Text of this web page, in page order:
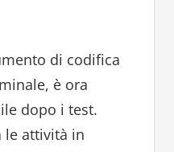
di codifica
è ora
dopo i test.
le attività in